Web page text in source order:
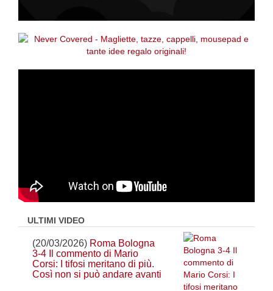
ULTIMI VIDEO
(20/03/2026) Roma Bologna
3-4 Il commento di Mario
Corsi: I tifosi meritano di più.
Così non si può andare avanti